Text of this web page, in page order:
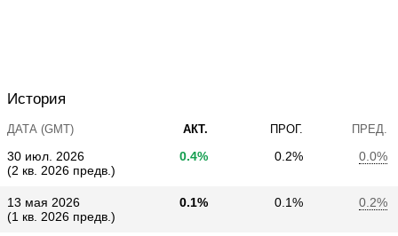
История
ДАТА (GMT) АКТ. ПРОГ. ПРЕД.
30 июл. 2026
(2 кв. 2026 предв.)
0.4% 0.2% 0.0%
13 мая 2026
(1 кв. 2026 предв.)
0.1% 0.1% 0.2%